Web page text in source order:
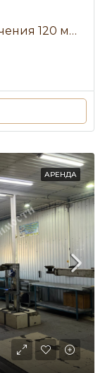
Помещение свободного назначения 120 м² • улица Платона Кляты • Аренда 180 000 ₽/мес
АРЕНДА